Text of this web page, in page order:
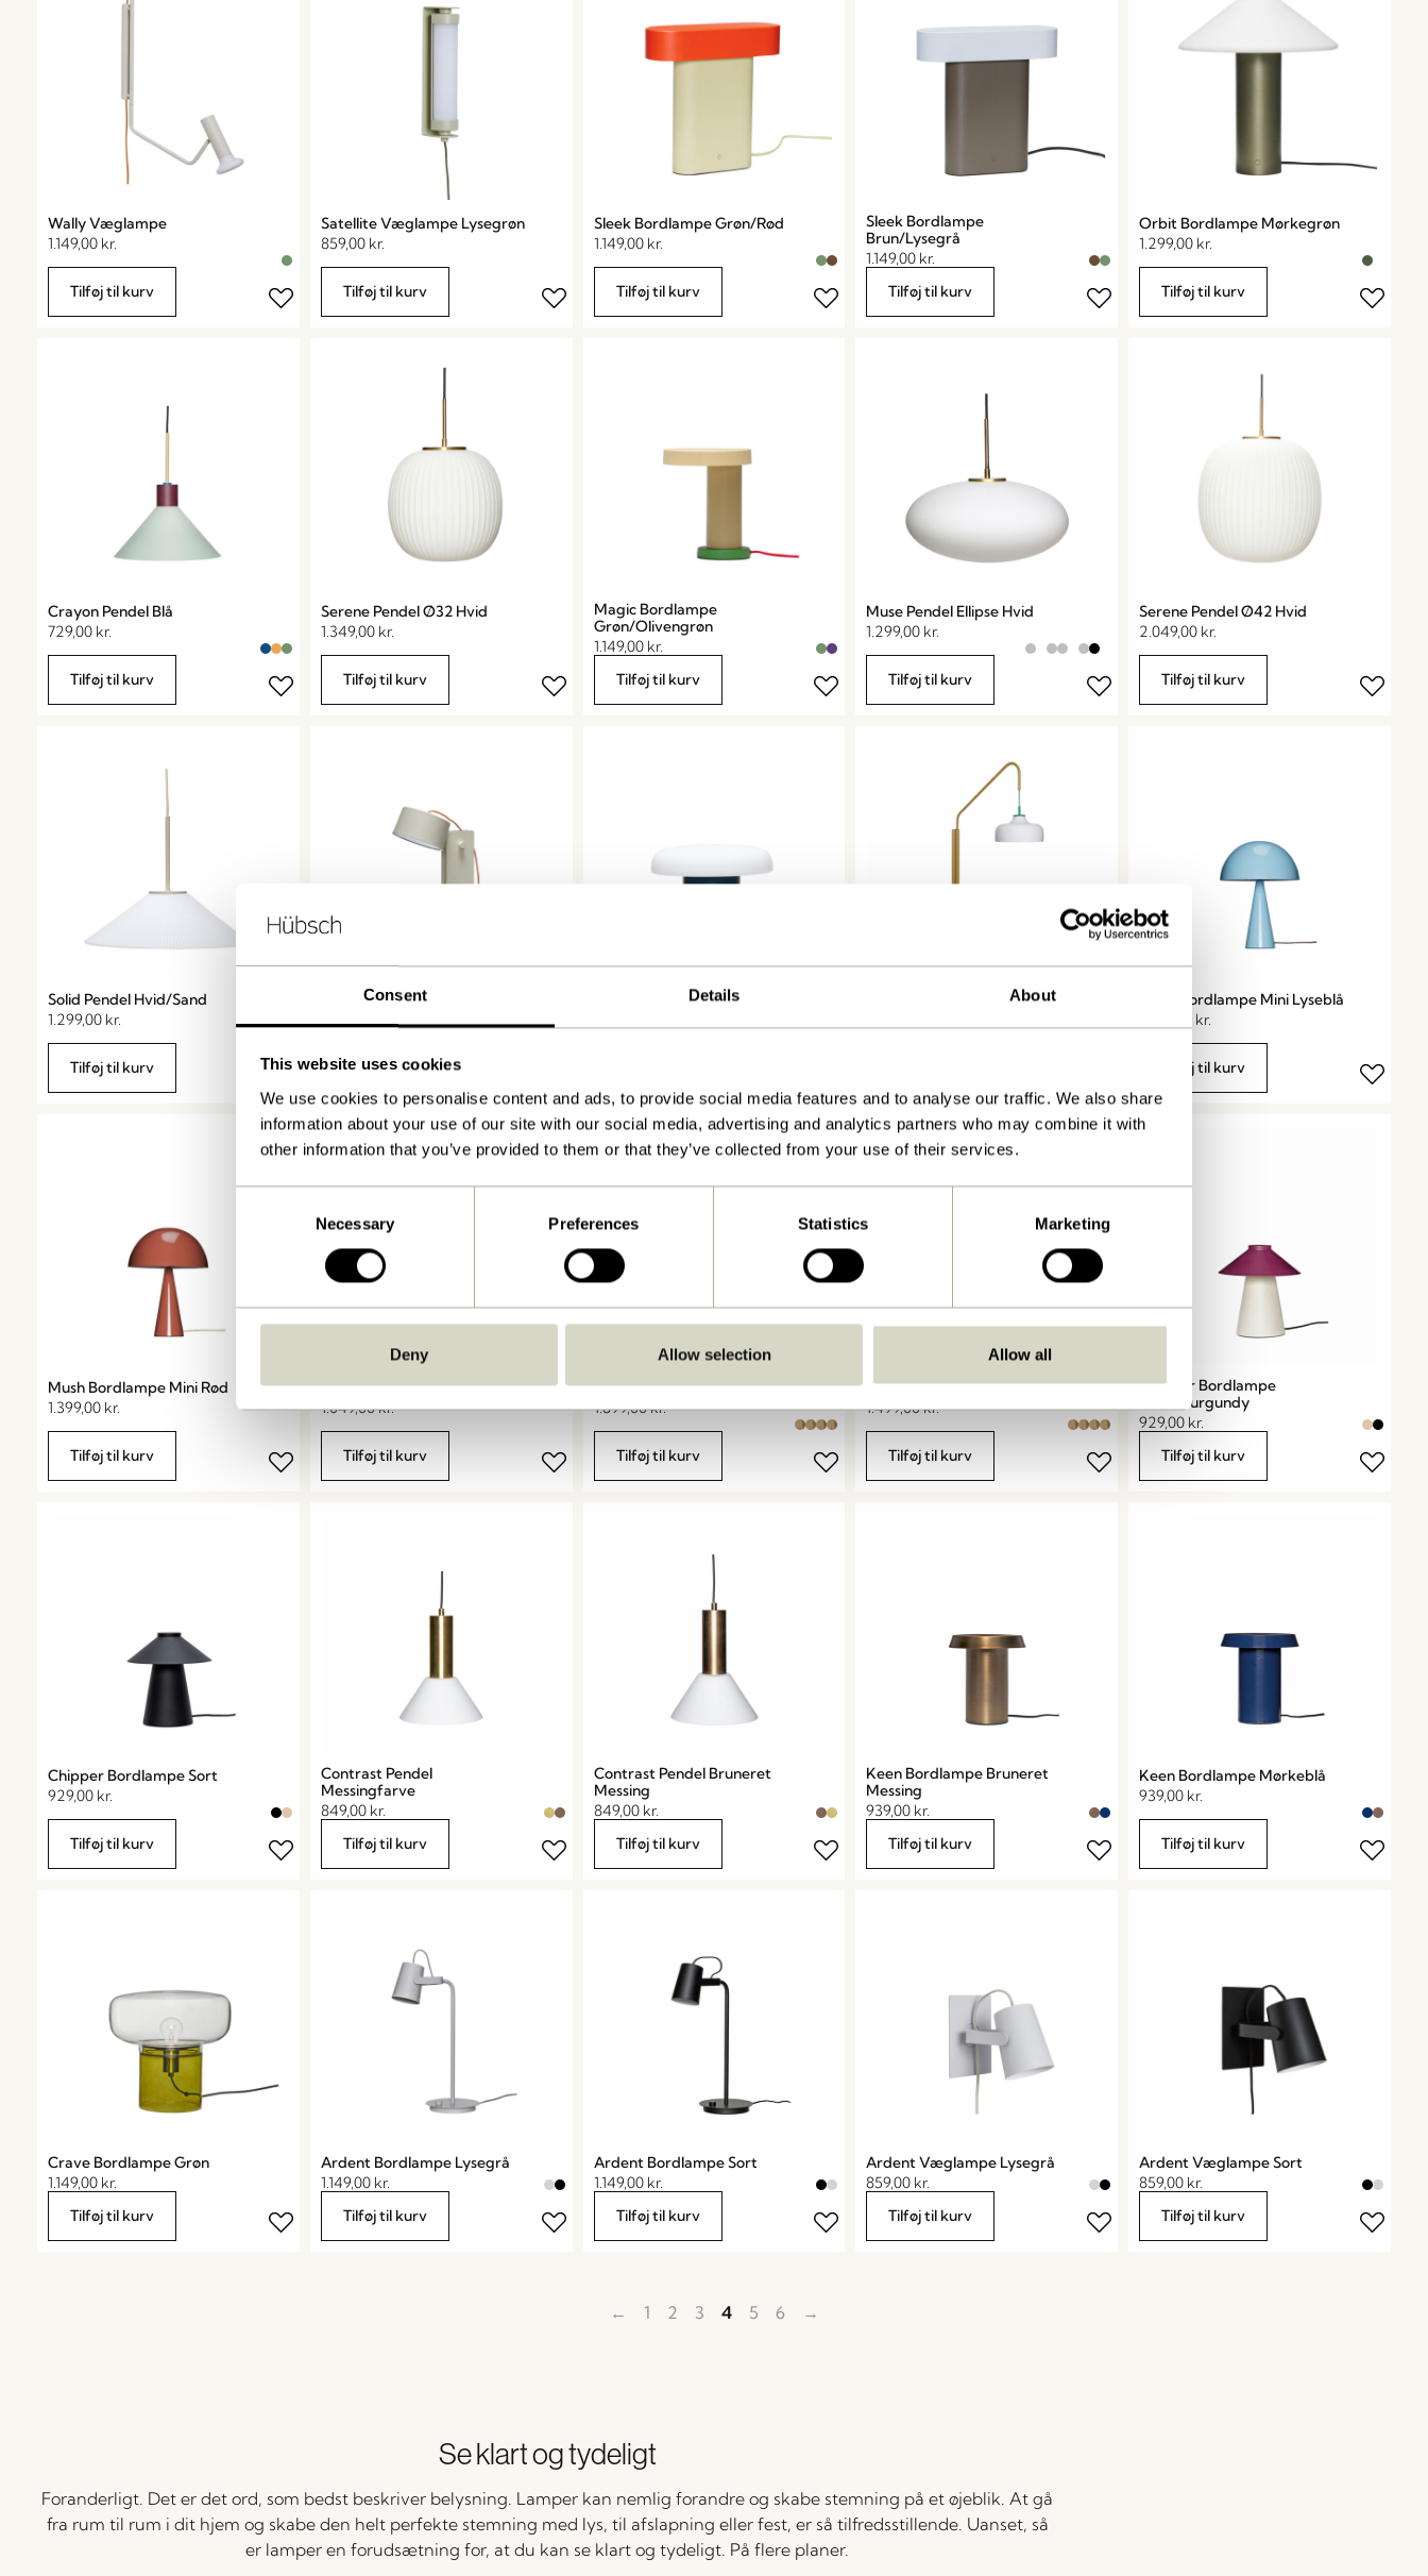
Consent Details About
This website uses cookies
We use cookies to personalise content and ads, to provide social media features and to analyse our traffic. We also share
information about your use of our site with our social media, advertising and analytics partners who may combine it with
other information that you’ve provided to them or that they’ve collected from your use of their services.
Necessary Preferences Statistics Marketing
Deny Allow selection Allow all
Wally Væglampe
1.149,00 kr.
Tilføj til kurv
Satellite Væglampe Lysegrøn
859,00 kr.
Tilføj til kurv
Sleek Bordlampe Grøn/Rød
1.149,00 kr.
Tilføj til kurv
Sleek Bordlampe
Brun/Lysegrå
1.149,00 kr.
Tilføj til kurv
Orbit Bordlampe Mørkegrøn
1.299,00 kr.
Tilføj til kurv
Crayon Pendel Blå
729,00 kr.
Tilføj til kurv
Serene Pendel Ø32 Hvid
1.349,00 kr.
Tilføj til kurv
Magic Bordlampe
Grøn/Olivengrøn
1.149,00 kr.
Tilføj til kurv
Muse Pendel Ellipse Hvid
1.299,00 kr.
Tilføj til kurv
Serene Pendel Ø42 Hvid
2.049,00 kr.
Tilføj til kurv
Solid Pendel Hvid/Sand
1.299,00 kr.
Tilføj til kurv
Crea Bordlampe
1.399,00kr.
Tilføj til kurv
Ateliers Bordlampe
939,00kr.
Current Væglampe Grøn
Mush Bordlampe Mini Lyseblå
kr.
Tilføj til kurv
Mush Bordlampe Mini Rød
1.399,00 kr.
Tilføj til kurv
Ray Pendel Sort
1.049,00kr.
Tilføj til kurv
Chand Pendel Oval Natur
1.899,00kr.
Tilføj til kurv
Chand Pendel Trapez Natur
1.499,00kr.
Tilføj til kurv
Chipper Bordlampe
Sand/Burgundy
929,00 kr.
Tilføj til kurv
Chipper Bordlampe Sort
929,00 kr.
Tilføj til kurv
Contrast Pendel
Messingfarve
849,00 kr.
Tilføj til kurv
Contrast Pendel Bruneret
Messing
849,00 kr.
Tilføj til kurv
Keen Bordlampe Bruneret
Messing
939,00 kr.
Tilføj til kurv
Keen Bordlampe Mørkeblå
939,00 kr.
Tilføj til kurv
Crave Bordlampe Grøn
1.149,00 kr.
Tilføj til kurv
Ardent Bordlampe Lysegrå
1.149,00 kr.
Tilføj til kurv
Ardent Bordlampe Sort
1.149,00 kr.
Tilføj til kurv
Ardent Væglampe Lysegrå
859,00 kr.
Tilføj til kurv
Ardent Væglampe Sort
859,00 kr.
Tilføj til kurv
← 1 2 3 4 5 6 →
Se klart og tydeligt
Foranderligt. Det er det ord, som bedst beskriver belysning. Lamper kan nemlig forandre og skabe stemning på et øjeblik. At gå
fra rum til rum i dit hjem og skabe den helt perfekte stemning med lys, til afslapning eller fest, er så tilfredsstillende. Uanset, så
er lamper en forudsætning for, at du kan se klart og tydeligt. På flere planer.